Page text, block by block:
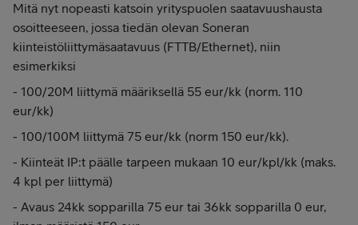
Mitä nyt nopeasti katsoin yrityspuolen saatavuushausta
osoitteeseen, jossa tiedän olevan Soneran
kiinteistöliittymäsaatavuus (FTTB/Ethernet), niin
esimerkiksi
- 100/20M liittymä määriksellä 55 eur/kk (norm. 110
eur/kk)
- 100/100M liittymä 75 eur/kk (norm 150 eur/kk).
- Kiinteät IP:t päälle tarpeen mukaan 10 eur/kpl/kk (maks.
4 kpl per liittymä)
- Avaus 24kk sopparilla 75 eur tai 36kk sopparilla 0 eur,